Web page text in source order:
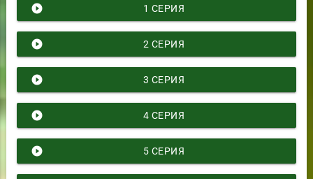
play_circle_filled 1 СЕРИЯ
play_circle_filled 2 СЕРИЯ
play_circle_filled 3 СЕРИЯ
play_circle_filled 4 СЕРИЯ
play_circle_filled 5 СЕРИЯ